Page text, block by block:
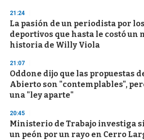
21:24
La pasión de un periodista por
deportivos que hasta le costó un
historia de Willy Viola
21:07
Oddone dijo que las propuestas
Abierto son "contemplables",
una "ley aparte"
20:45
Ministerio de Trabajo investiga
un peón por un rayo en Cerro